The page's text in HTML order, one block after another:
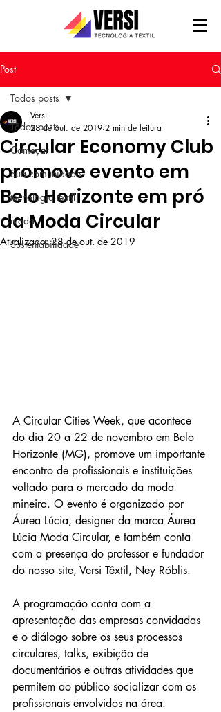
Post
Todos posts
Começar
Sua comunidade
tecnologia têxtil
moda
Sustentabilidade
Todos posts
Circular Economy Club
promove evento em
Belo Horizonte em pró
da Moda Circular
Versi
28 de out. de 2019 2 min de leitura
Atualizado:28 de out. de 2019
A Circular Cities Week, que acontece
do dia 20 a 22 de novembro em Belo
Horizonte (MG), promove um importante
encontro de profissionais e instituições
voltado para o mercado da moda
mineira. O evento é organizado por
Áurea Lúcia, designer da marca Áurea
Lúcia Moda Circular, e também conta
com a presença do professor e fundador
do nosso site, Versi Têxtil, Ney Róblis.
A programação conta com a
apresentação das empresas convidadas
e o diálogo sobre os seus processos
circulares, talks, exibição de
documentários e outras atividades que
permitem ao público socializar com os
profissionais envolvidos na área.